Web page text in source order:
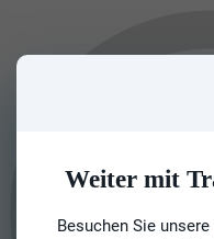
Weiter mit
Besuchen Sie